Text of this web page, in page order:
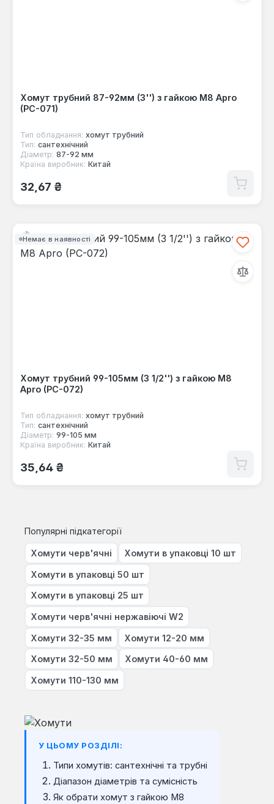
Хомут трубний 87-92мм (3'') з гайкою М8 Apro
(PC-071)
Тип обладнання: хомут трубний
Тип: сантехнічний
Діаметр: 87-92 мм
Країна виробник: Китай
Звичайна ціна:
32,67 ₴
Немає в наявності
Хомут трубний 99-105мм (3 1/2'') з гайкою М8
Apro (PC-072)
Тип обладнання: хомут трубний
Тип: сантехнічний
Діаметр: 99-105 мм
Країна виробник: Китай
Звичайна ціна:
35,64 ₴
Популярні підкатегорії
Хомути черв'ячні Хомути в упаковці 10 шт
Хомути в упаковці 50 шт
Хомути в упаковці 25 шт
Хомути черв'ячні нержавіючі W2
Хомути 32-35 мм Хомути 12-20 мм
Хомути 32-50 мм Хомути 40-60 мм
Хомути 110-130 мм
У ЦЬОМУ РОЗДІЛІ:
Типи хомутів: сантехнічні та трубні
Діапазон діаметрів та сумісність
Як обрати хомут з гайкою М8